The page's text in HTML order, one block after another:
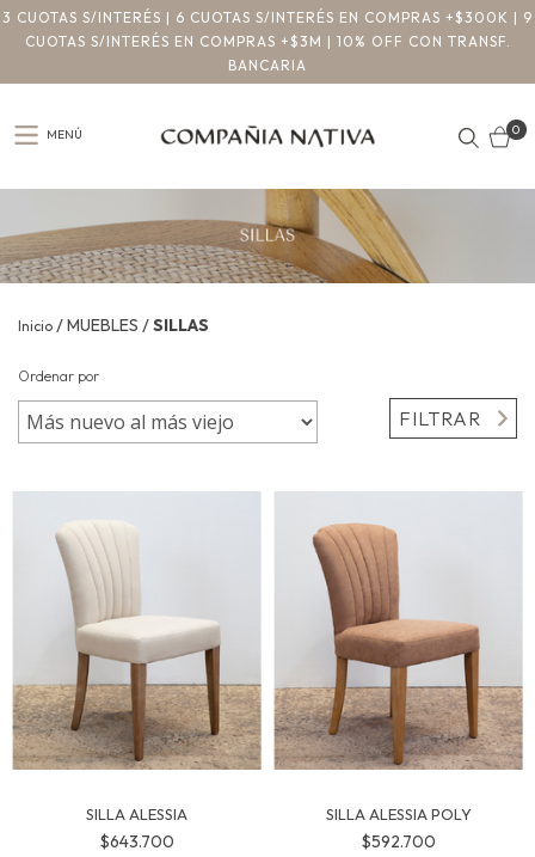
3 CUOTAS S/INTERÉS | 6 CUOTAS S/INTERÉS EN COMPRAS +$300K | 9
CUOTAS S/INTERÉS EN COMPRAS +$3M | 10% OFF CON TRANSF.
BANCARIA
MENÚ 0
Inicio /MUEBLES /SILLAS
Ordenar por
FILTRAR
SILLA ALESSIA
$643.700
SILLA ALESSIA POLY
$592.700